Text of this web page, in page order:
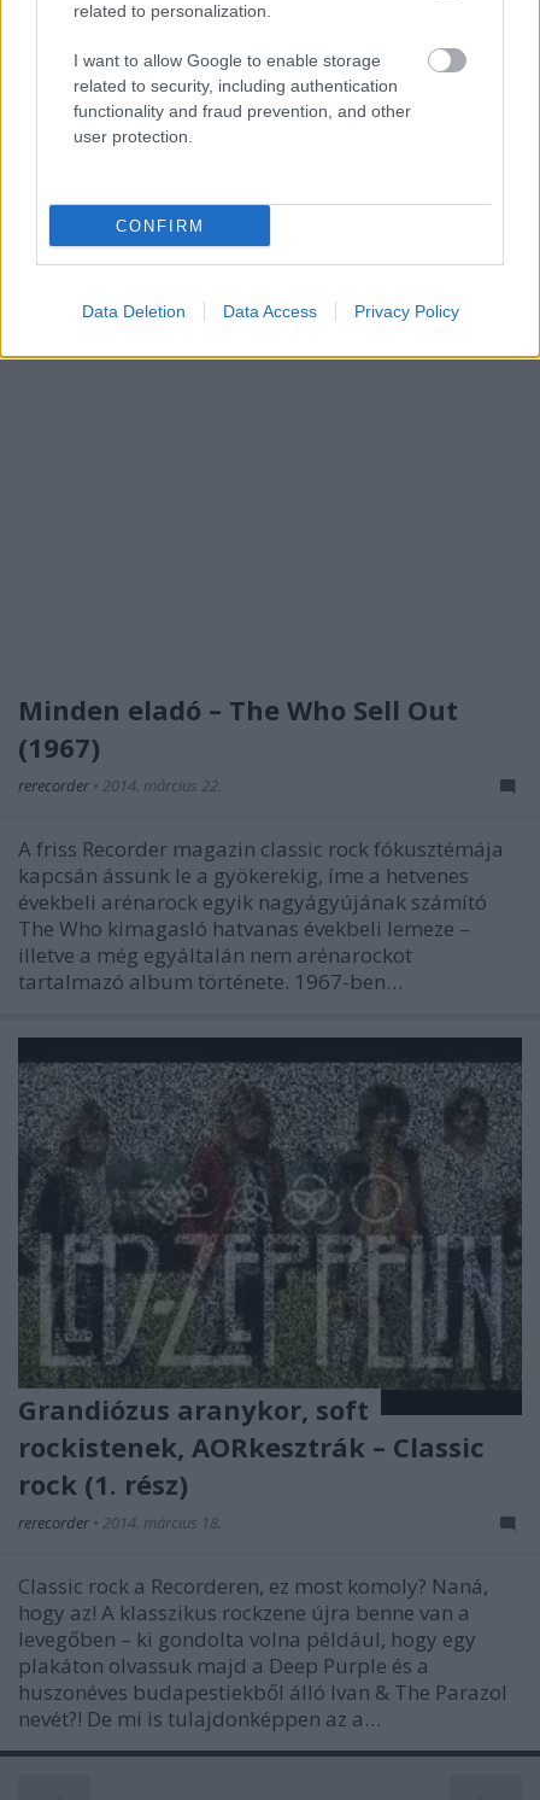
related to personalization.
I want to allow Google to enable storage
related to security, including authentication
functionality and fraud prevention, and other
user protection.
CONFIRM
Data Deletion Data Access Privacy Policy
A friss Recorder magazin classic rock
fókusztémájához egy témába vágó film passzol, de
vajon a korszak legnagyobbnak szánt mozgóképes
alkotása klasszikus-e? A mostanság kiadatlan
felvételekkel hírekbe kerülő, valamint idén
újrakiadásokkal jelentkező Led Zeppelin - nem…
Minden eladó – The Who Sell Out
(1967)
rerecorder • 2014. március 22.
A friss Recorder magazin classic rock fókusztémája
kapcsán ássunk le a gyökerekig, íme a hetvenes
évekbeli arénarock egyik nagyágyújának számító
The Who kimagasló hatvanas évekbeli lemeze –
illetve a még egyáltalán nem arénarockot
tartalmazó album története. 1967-ben…
Grandiózus aranykor, soft
rockistenek, AORkesztrák – Classic
rock (1. rész)
rerecorder • 2014. március 18.
Classic rock a Recorderen, ez most komoly? Naná,
hogy az! A klasszikus rockzene újra benne van a
levegőben – ki gondolta volna például, hogy egy
plakáton olvassuk majd a Deep Purple és a
huszonéves budapestiekből álló Ivan & The Parazol
nevét?! De mi is tulajdonképpen az a…